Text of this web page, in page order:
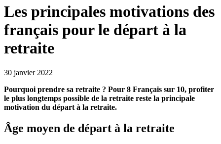
Les principales motivations des
français pour le départ à la
retraite
30 janvier 2022
Pourquoi prendre sa retraite ? Pour 8 Français sur 10, profiter
le plus longtemps possible de la retraite reste la principale
motivation du départ à la retraite.
Âge moyen de départ à la retraite